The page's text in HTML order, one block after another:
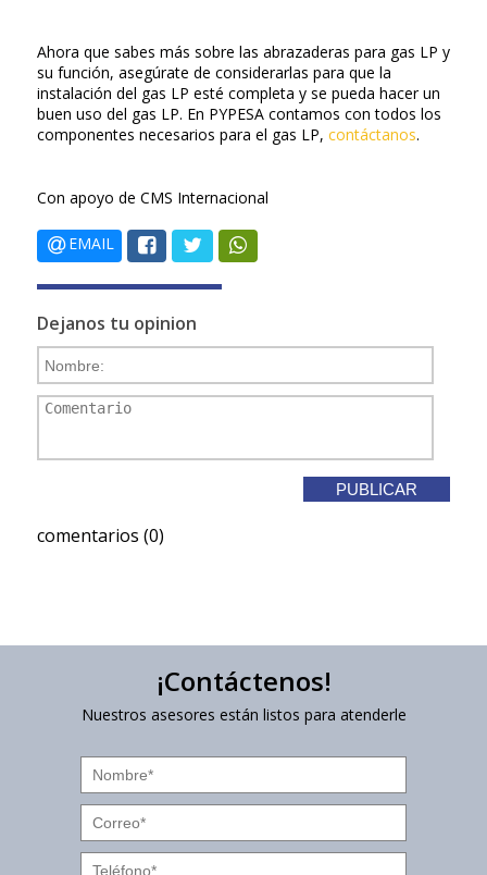
Ahora que sabes más sobre las abrazaderas para gas LP y
su función, asegúrate de considerarlas para que la
instalación del gas LP esté completa y se pueda hacer un
buen uso del gas LP. En PYPESA contamos con todos los
componentes necesarios para el gas LP, contáctanos.
Con apoyo de CMS Internacional
EMAIL
Dejanos tu opinion
comentarios (0)
¡Contáctenos!
Nuestros asesores están listos para atenderle